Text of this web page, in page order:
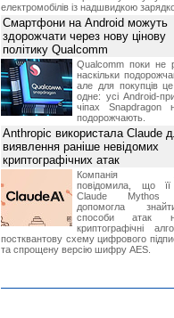
електромобілів із надшвидкою
Смартфони на Android можуть
здорожчати через нову цінову
політику Qualcomm
Qualcomm поки не
наскільки
але для покупців
одне: усі Android-
чіпах Snapdragon
подорожчають.
Anthropic використала Claude
виявлення раніше невідомих
криптографічних атак
Компанія
повідомила, що
Claude Mythos
допомогла
способи атак
криптографічні
постквантову схему цифрового
та спрощену версію шифру AES.